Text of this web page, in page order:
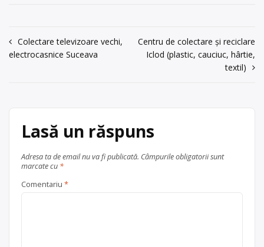
Persoana de contact: Ioan Coman,
tel: 0743927493
0743927493
Navigare
Colectare televizoare vechi,
electrocasnice Suceava
Centru de colectare și reciclare
Iclod (plastic, cauciuc, hârtie,
textil)
Lasă un răspuns
Adresa ta de email nu va fi publicată. Câmpurile obligatorii sunt
marcate cu *
Comentariu *